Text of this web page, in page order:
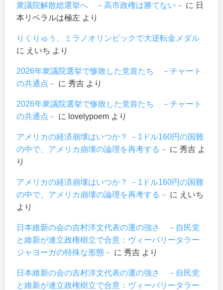
衆議院解散総選挙へ －高市政権は勝てない－ に 日
本リベラルは極左 より
りくりゅう、ミラノオリンピックで大逆転金メダル
に えいち より
2026年衆議院選挙で惨敗した党首たち －チャート
の共通点－ に 秀吉より
2026年衆議院選挙で惨敗した党首たち －チャート
の共通点－ に lovelypoemより
アメリカの経済崩壊はいつか？ －1ドル160円の国難
の中で、アメリカ崩壊の論理を再考する－ に 秀吉よ
り
アメリカの経済崩壊はいつか？ －1ドル160円の国難
の中で、アメリカ崩壊の論理を再考する－ に えいち
より
日本維新の会の吉村洋文代表の運の強さ －自民党
と維新が連立政権樹立で合意：ヴィーパリータラー
ジャヨーガの特殊な形態－ に 秀吉より
日本維新の会の吉村洋文代表の運の強さ －自民党
と維新が連立政権樹立で合意：ヴィーパリータラー